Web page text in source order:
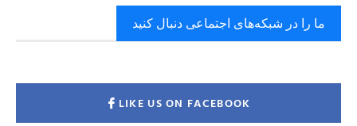
ما را در شبکه‌های اجتماعی دنبال کنید
LIKE US ON FACEBOOK